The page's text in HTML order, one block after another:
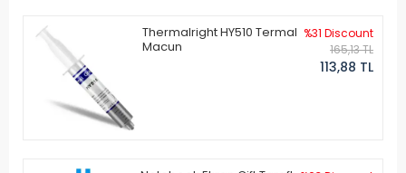
Thermalright HY510 Termal
Macun
%31 Discount
165,13 TL
113,88 TL